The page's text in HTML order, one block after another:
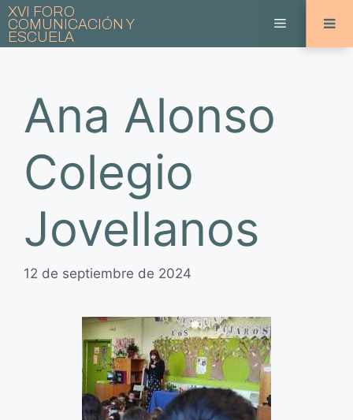
Saltar
al
contenido
XVI FORO
COMUNICACIÓN Y
ESCUELA
Menú
Ana Alonso
Colegio
Jovellanos
12 de septiembre de 2024